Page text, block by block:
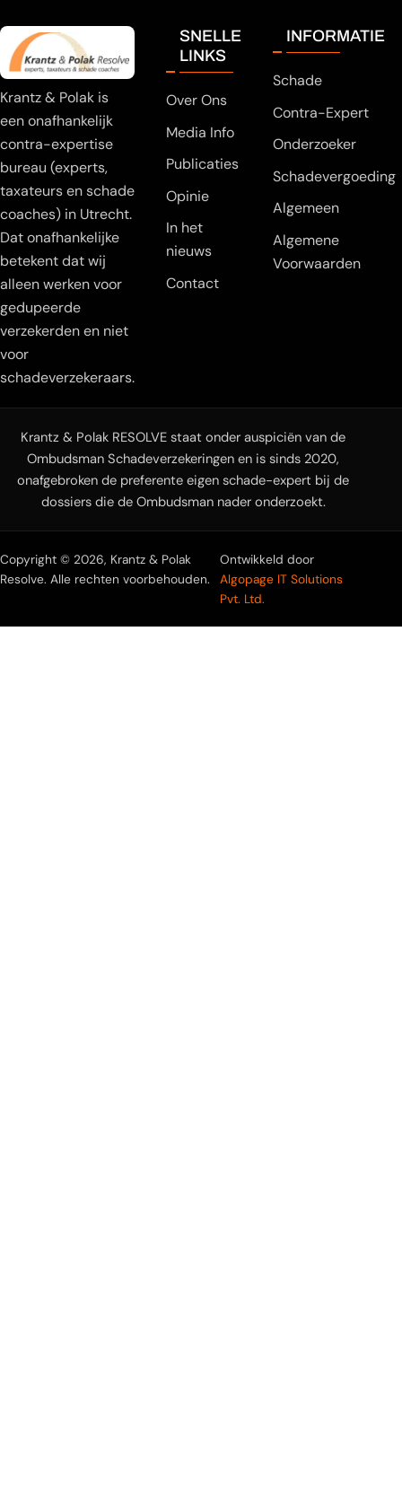
Krantz & Polak is
een onafhankelijk
contra-expertise
bureau (experts,
taxateurs en schade
coaches) in Utrecht.
Dat onafhankelijke
betekent dat wij
alleen werken voor
gedupeerde
verzekerden en niet
voor
schadeverzekeraars.
SNELLE
LINKS
Over Ons
Media Info
Publicaties
Opinie
In het
nieuws
Contact
INFORMATIE
Schade
Contra-Expert
Onderzoeker
Schadevergoeding
Algemeen
Algemene
Voorwaarden
Krantz & Polak RESOLVE staat onder auspiciën van de
Ombudsman Schadeverzekeringen en is sinds 2020,
onafgebroken de preferente eigen schade-expert bij de
dossiers die de Ombudsman nader onderzoekt.
Copyright © 2026, Krantz & Polak
Resolve. Alle rechten voorbehouden.
Ontwikkeld door
Algopage IT Solutions
Pvt. Ltd.